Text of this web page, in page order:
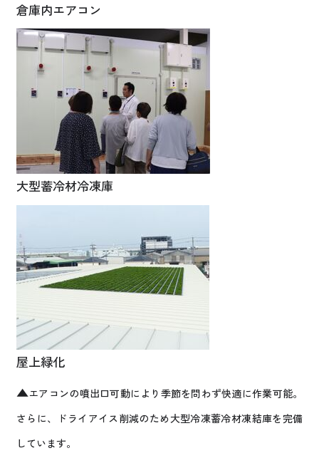
倉庫内エアコン
大型蓄冷材冷凍庫
屋上緑化
▲エアコンの噴出口可動により季節を問わず快適に作業可能。
さらに、ドライアイス削減のため大型冷凍蓄冷材凍結庫を完備
しています。